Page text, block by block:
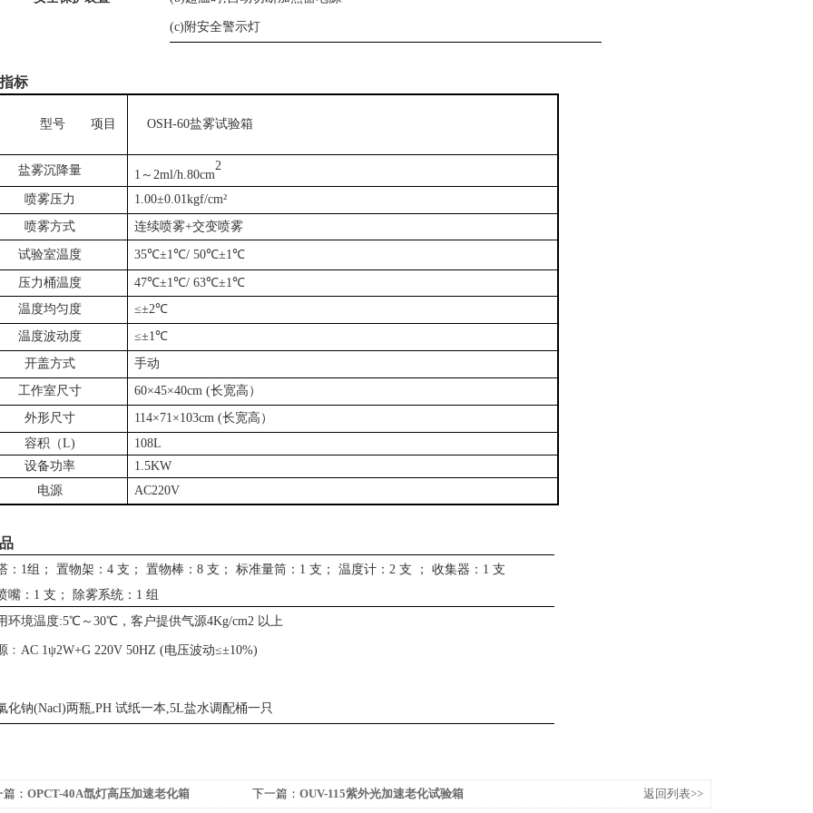
(c)附安全警示灯
标
型号 项目 OSH-60盐雾试验箱
盐雾沉降量 1～2ml/h.80cm
2
喷雾压力
1.00±0.01kgf/cm²
喷雾方式
连续喷雾+交变喷雾
试验室温度 35℃±1℃/ 50℃±1℃
压力桶温度
47℃±1℃/ 63℃±1℃
温度均匀度
≤±2℃
温度波动度
≤±1℃
开盖方式
手动
工作室尺寸
60×45×40cm (长宽高）
外形尺寸 114×71×103cm (长宽高）
容积（L)
108L
设备功率
1.5KW
电源
AC220V
：1组； 置物架： 4 支； 置物棒： 8 支； 标准量筒： 1 支； 温度计：2 支 ； 收集器： 1 支
嘴：1 支；
除雾系统：1 组
环境温度:5℃～30℃，客户提供气源4Kg/cm2 以上
﹕AC 1ψ2W+G 220V 50HZ (电压波动≤±10%)
化钠(Nacl)两瓶,PH 试纸一本,5L盐水调配桶一只
： OPCT-40A氙灯高压加速老化箱 下一篇： OUV-115紫外光加速老化试验箱 返回列表>>